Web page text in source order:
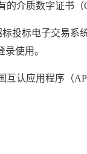
的介质数字证书
投标电子交易
使用。
认应用程序（